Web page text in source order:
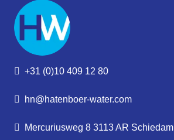
+31 (0)10 409 12 80
hn@hatenboer-water.com
Mercuriusweg 8 3113 AR Schiedam